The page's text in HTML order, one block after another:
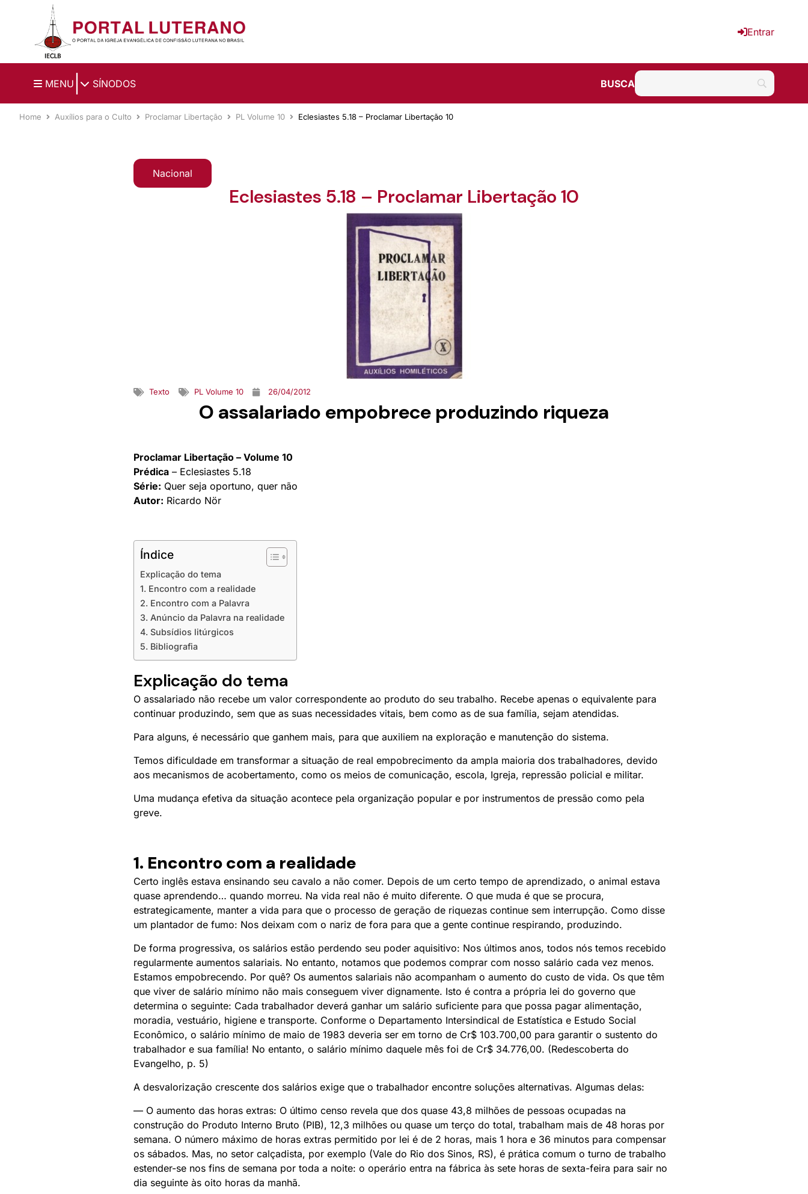
Ir para o conteúdo principal
Entrar
MENU SÍNODOS BUSCA
Home Auxílios para o Culto Proclamar Libertação PL Volume 10 Eclesiastes 5.18 – Proclamar Libertação 10
Nacional
Eclesiastes 5.18 – Proclamar Libertação 10
Texto PL Volume 10 26/04/2012
O assalariado empobrece produzindo riqueza
Proclamar Libertação – Volume 10
Prédica – Eclesiastes 5.18
Série: Quer seja oportuno, quer não
Autor: Ricardo Nör
Índice
Explicação do tema
1. Encontro com a realidade
2. Encontro com a Palavra
3. Anúncio da Palavra na realidade
4. Subsídios litúrgicos
5. Bibliografia
Explicação do tema
O assalariado não recebe um valor correspondente ao produto do seu trabalho. Recebe apenas o equivalente para
continuar produzindo, sem que as suas necessidades vitais, bem como as de sua família, sejam atendidas.
Para alguns, é necessário que ganhem mais, para que auxiliem na exploração e manutenção do sistema.
Temos dificuldade em transformar a situação de real empobrecimento da ampla maioria dos trabalhadores, devido
aos mecanismos de acobertamento, como os meios de comunicação, escola, Igreja, repressão policial e militar.
Uma mudança efetiva da situação acontece pela organização popular e por instrumentos de pressão como pela
greve.
1. Encontro com a realidade
Certo inglês estava ensinando seu cavalo a não comer. Depois de um certo tempo de aprendizado, o animal estava
quase aprendendo… quando morreu. Na vida real não é muito diferente. O que muda é que se procura,
estrategicamente, manter a vida para que o processo de geração de riquezas continue sem interrupção. Como disse
um plantador de fumo: Nos deixam com o nariz de fora para que a gente continue respirando, produzindo.
De forma progressiva, os salários estão perdendo seu poder aquisitivo: Nos últimos anos, todos nós temos recebido
regularmente aumentos salariais. No entanto, notamos que podemos comprar com nosso salário cada vez menos.
Estamos empobrecendo. Por quê? Os aumentos salariais não acompanham o aumento do custo de vida. Os que têm
que viver de salário mínimo não mais conseguem viver dignamente. Isto é contra a própria lei do governo que
determina o seguinte: Cada trabalhador deverá ganhar um salário suficiente para que possa pagar alimentação,
moradia, vestuário, higiene e transporte. Conforme o Departamento Intersindical de Estatística e Estudo Social
Econômico, o salário mínimo de maio de 1983 deveria ser em torno de Cr$ 103.700,00 para garantir o sustento do
trabalhador e sua família! No entanto, o salário mínimo daquele mês foi de Cr$ 34.776,00. (Redescoberta do
Evangelho, p. 5)
A desvalorização crescente dos salários exige que o trabalhador encontre soluções alternativas. Algumas delas:
— O aumento das horas extras: O último censo revela que dos quase 43,8 milhões de pessoas ocupadas na
construção do Produto Interno Bruto (PIB), 12,3 milhões ou quase um terço do total, trabalham mais de 48 horas por
semana. O número máximo de horas extras permitido por lei é de 2 horas, mais 1 hora e 36 minutos para compensar
os sábados. Mas, no setor calçadista, por exemplo (Vale do Rio dos Sinos, RS), é prática comum o turno de trabalho
estender-se nos fins de semana por toda a noite: o operário entra na fábrica às sete horas de sexta-feira para sair no
dia seguinte às oito horas da manhã.